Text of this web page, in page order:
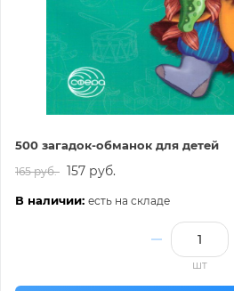
500 загадок-обманок для детей
165 руб. 157 руб.
В наличии: есть на складе
шт